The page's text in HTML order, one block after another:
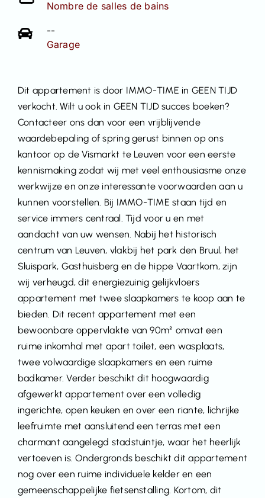
Nombre de salles de bains
--
Garage
Dit appartement is door IMMO-TIME in GEEN TIJD
verkocht. Wilt u ook in GEEN TIJD succes boeken?
Contacteer ons dan voor een vrijblijvende
waardebepaling of spring gerust binnen op ons
kantoor op de Vismarkt te Leuven voor een eerste
kennismaking zodat wij met veel enthousiasme onze
werkwijze en onze interessante voorwaarden aan u
kunnen voorstellen. Bij IMMO-TIME staan tijd en
service immers centraal. Tijd voor u en met
aandacht van uw wensen. Nabij het historisch
centrum van Leuven, vlakbij het park den Bruul, het
Sluispark, Gasthuisberg en de hippe Vaartkom, zijn
wij verheugd, dit energiezuinig gelijkvloers
appartement met twee slaapkamers te koop aan te
bieden. Dit recent appartement met een
bewoonbare oppervlakte van 90m² omvat een
ruime inkomhal met apart toilet, een wasplaats,
twee volwaardige slaapkamers en een ruime
badkamer. Verder beschikt dit hoogwaardig
afgewerkt appartement over een volledig
ingerichte, open keuken en over een riante, lichrijke
leefruimte met aansluitend een terras met een
charmant aangelegd stadstuintje, waar het heerlijk
vertoeven is. Ondergronds beschikt dit appartement
nog over een ruime individuele kelder en een
gemeenschappelijke fietsenstalling. Kortom, dit